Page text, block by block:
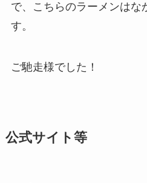
で、こちらのラーメンはな
す。
ご馳走様でした！
公式サイト等